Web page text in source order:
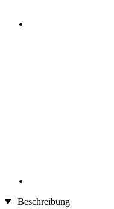
Beschreibung